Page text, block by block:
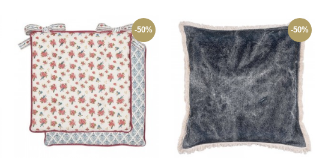
-50% -50%